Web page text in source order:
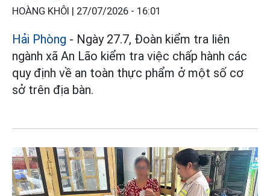
HOÀNG KHÔI | 27/07/2026 - 16:01
Hải Phòng - Ngày 27.7, Đoàn kiểm tra liên
ngành xã An Lão kiểm tra việc chấp hành các
quy định về an toàn thực phẩm ở một số cơ
sở trên địa bàn.